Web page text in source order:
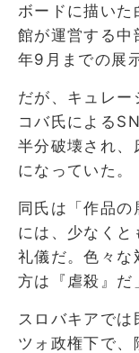
ボードに描い
館が運営する
年9月までの展
だが、キュレー
コバ氏による
半分破壊され、
になっていた。
同氏は「作品の
には、少なくと
礼儀だ。色々な
方は『虐殺』だ
スロバキアで
ツォ政権下で、